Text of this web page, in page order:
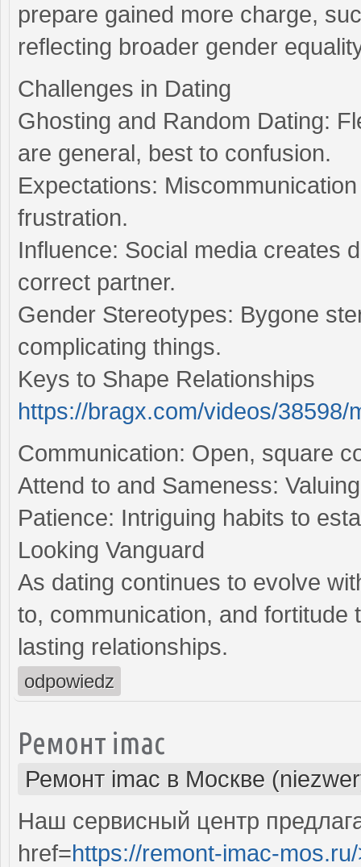
prepare gained more charge,
reflecting broader gender
Challenges in Dating
Ghosting and Random Dating:
are general, best to confusion.
Expectations:
frustration.
Influence: Social media creates
correct partner.
Gender Stereotypes: Bygone
complicating things.
Keys to Shape Relationships
https://bragx.com/videos/
Communication: Open, square
Attend to and Sameness:
Patience: Intriguing habits to
Looking Vanguard
As dating continues to evolve
to, communication, and
lasting relationships.
odpowiedz
Ремонт imac
Ремонт imac в Москве
Наш сервисный центр
href=https://remont-imac-